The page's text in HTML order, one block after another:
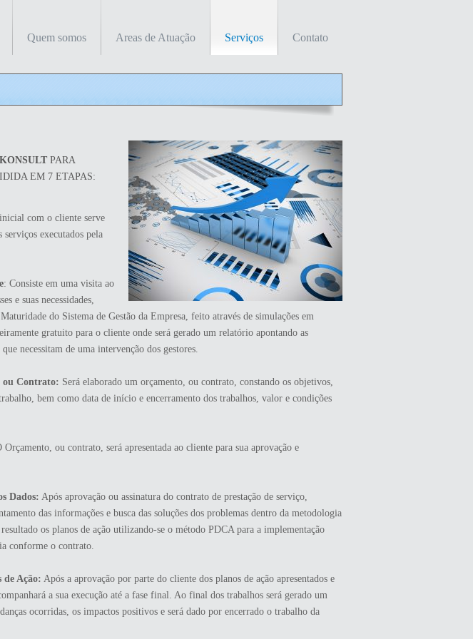
Quem somos Areas de Atuação Serviços Contato
KONSULT PARA
EM 7 ETAPAS:
com o cliente serve
serviços executados pela
: Consiste em uma visita ao
e suas necessidades,
do Sistema de Gestão da Empresa, feito através de simulações em
gratuito para o cliente onde será gerado um relatório apontando as
necessitam de uma intervenção dos gestores.
ou Contrato: Será elaborado um orçamento, ou contrato, constando os objetivos,
bem como data de início e encerramento dos trabalhos, valor e condições
Orçamento, ou contrato, será apresentada ao cliente para sua aprovação e
Dados: Após aprovação ou assinatura do contrato de prestação de serviço,
das informações e busca das soluções dos problemas dentro da metodologia
os planos de ação utilizando-se o método PDCA para a implementação
conforme o contrato.
de Ação: Após a aprovação por parte do cliente dos planos de ação apresentados e
a sua execução até a fase final. Ao final dos trabalhos será gerado um
ocorridas, os impactos positivos e será dado por encerrado o trabalho da